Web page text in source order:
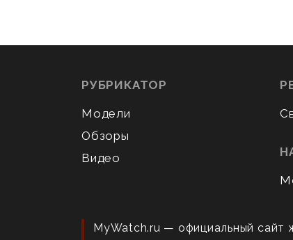
РУБРИКАТОР
Модели
Обзоры
Видео
MyWatch.ru — официальный сайт